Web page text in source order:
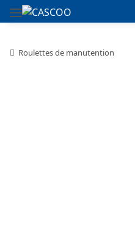
Roulettes de manutention